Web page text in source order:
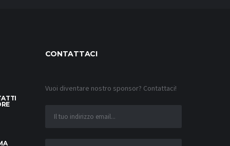
CONTATTACI
Vuoi diventare nostro sponsor? Contattaci!